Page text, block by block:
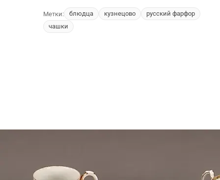
Метки: блюдца кузнецово
русский фарфор
чашки